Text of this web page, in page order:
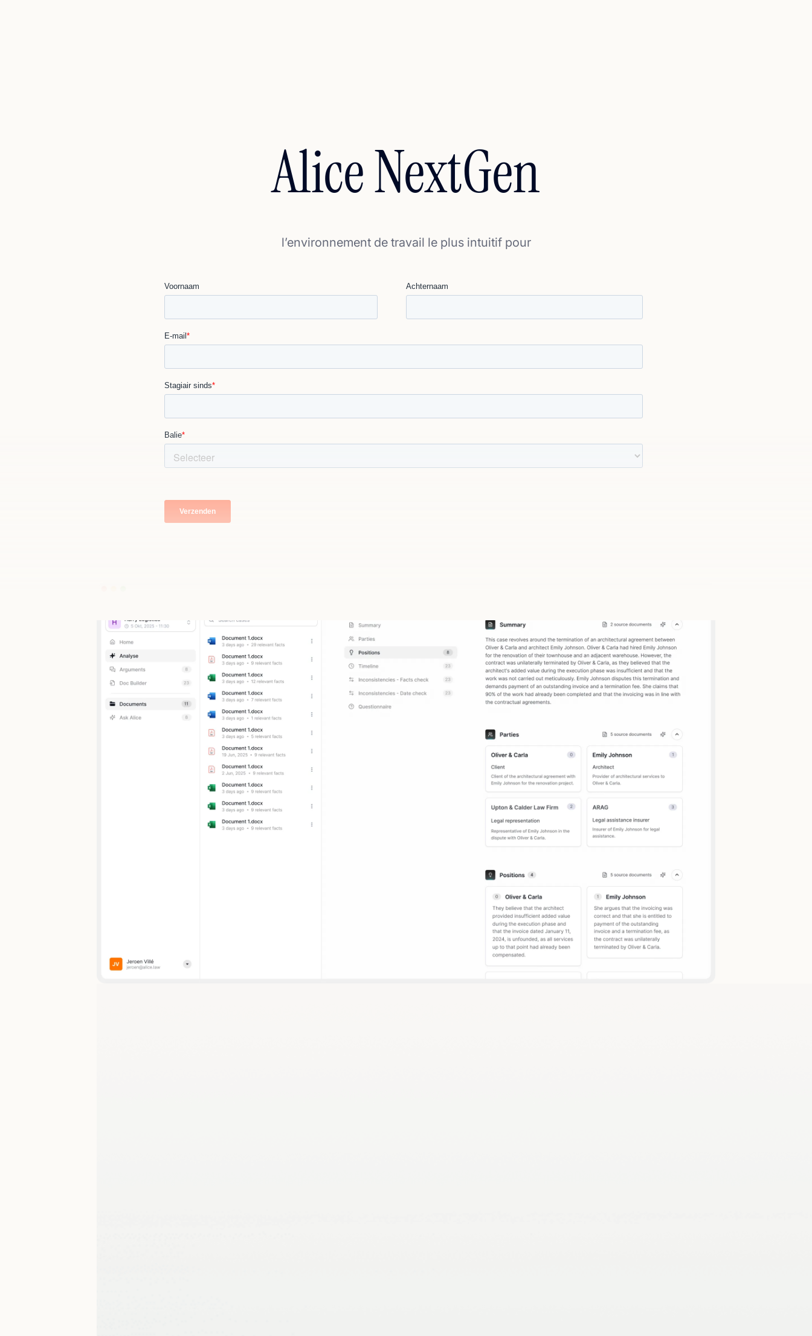
Alice NextGen
l’environnement de travail le plus intuitif pour